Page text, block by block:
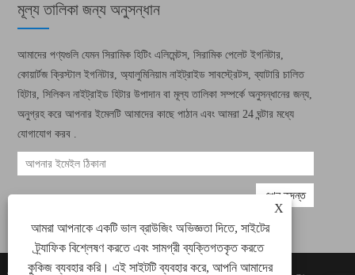
X
আমরা আপনাকে একটি ভাল ব্রাউজিং অভিজ্ঞতা দিতে, সাইটের
ট্র্যাফিক বিশ্লেষণ করতে এবং সামগ্রী ব্যক্তিগতকৃত করতে
কুকিজ ব্যবহার করি। এই সাইটটি ব্যবহার করে, আপনি আমাদের
মূল্য তালিকা জন্য অনুসন্ধান
আমাদের পণ্যগুলি যেমন সিরামিক হিটিং এলিমেন্টস, সিরামিক পেলেট ইগনিটার,
কোয়ার্টজ ক্রিস্টাল ইগনিটার, অ্যালুমিনিয়াম নাইট্রাইড সাবস্ট্রেটস, ব্যাটারি চালিত
হিটার, সিলিকন নাইট্রাইড হিটার উপাদান বা মূল্য তালিকা সম্পর্কে অনুসন্ধানের জন্য,
অনুগ্রহ করে আপনার ইমেলটি আমাদের কাছে পাঠান এবং আমরা 24 ঘন্টার মধ্যে
যোগাযোগ করব .